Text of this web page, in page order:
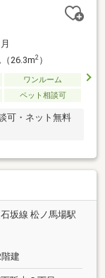
26.3m2）
ワンルーム
ペット相談可
可・ネット無料
坂線 松ノ馬場駅
建